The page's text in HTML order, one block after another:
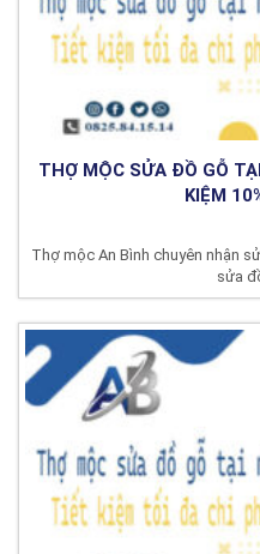
THỢ MỘC SỬA ĐỒ GỖ
KIỆM
Thợ mộc An Bình chuyên nhận
sửa